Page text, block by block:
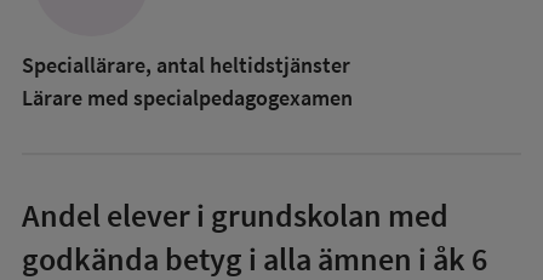
Speciallärare, antal heltidstjänster
Lärare med specialpedagog­examen
Andel elever i grundskolan med
godkända betyg i alla ämnen i åk 6